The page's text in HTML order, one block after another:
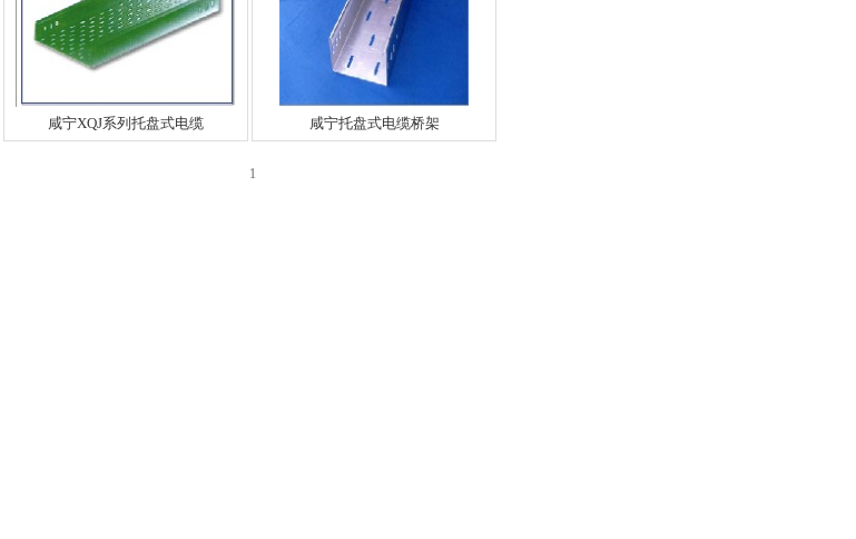
咸宁XQJ系列托盘式电缆 咸宁托盘式电缆桥架
1